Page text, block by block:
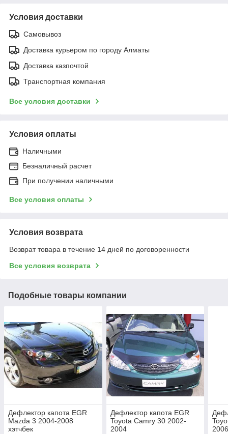
Условия доставки
Самовывоз
Доставка курьером по городу Алматы
Доставка казпочтой
Транспортная компания
Все условия доставки
Условия оплаты
Наличными
Безналичный расчет
При получении наличными
Все условия оплаты
Условия возврата
Возврат товара в течение 14 дней по договоренности
Все условия возврата
Подобные товары компании
Дефлектор капота EGR
Mazda 3 2004-2008
хэтчбек
Дефлектор капота EGR
Toyota Camry 30 2002-
2004